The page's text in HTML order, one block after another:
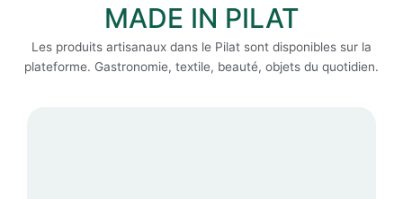
MADE IN PILAT
Les produits artisanaux dans le Pilat sont disponibles sur la
plateforme. Gastronomie, textile, beauté, objets du quotidien.